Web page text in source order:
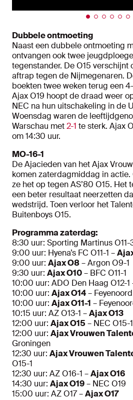
Dubbele ontmoeting
Naast een dubbele ontmoeting
ontvangen ook twee
tegenstander. De O15 verschijnt
aftrap tegen de Nijmegenaren.
boekten twee weken terug een
Ajax O19 hoopt de draad weer
NEC na hun uitschakeling in de
Woensdag waren de
Warschau met2-1 te sterk. Ajax
om 14:30 uur.
MO-16-1
De Ajacieden van het Ajax
komen zaterdagmiddag in actie.
ze het op tegen AS’80 O15. Het
een beter resultaat neerzetten
wedstrijd. Toen verloor het
Buitenboys O15.
Programma zaterdag:
8:30 uur: Sporting Martinus O11-
9:00 uur: Hyena’s FC O11-1 –
9:00 uur: Ajax O8– Argon O9-1
9:30 uur: Ajax O10– BFC O11-1
10:00 uur: ADO Den Haag O12-1
10:00 uur: Ajax O14–
10:00 uur: Ajax O11-1 –
10:15 uur: AZ O13-1 –Ajax O13
12:00 uur: Ajax O15 – NEC O15-1
12:00 uur: Ajax Vrouwen
Groningen
12:30 uur: Ajax Vrouwen
O15-1
12:30 uur: AZ O16-1 –Ajax O16
14:30 uur: Ajax O19– NEC O19
15:00 uur: AZ O17 –Ajax O17